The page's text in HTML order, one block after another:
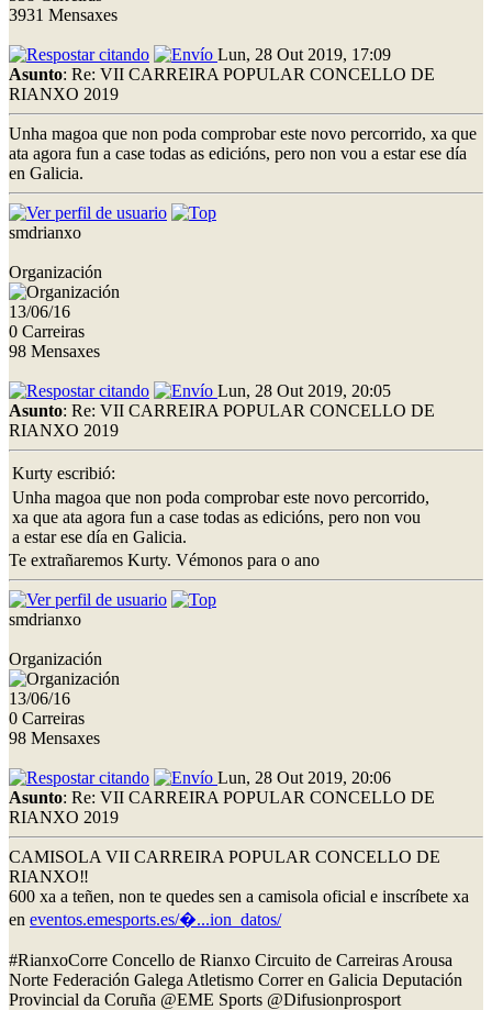
3931 Mensaxes
Lun, 28 Out 2019, 17:09
Asunto: Re: VII CARREIRA POPULAR CONCELLO DE
RIANXO 2019
Unha magoa que non poda comprobar este novo percorrido, xa que
ata agora fun a case todas as edicións, pero non vou a estar ese día
en Galicia.
smdrianxo
Organización
13/06/16
0 Carreiras
98 Mensaxes
Lun, 28 Out 2019, 20:05
Asunto: Re: VII CARREIRA POPULAR CONCELLO DE
RIANXO 2019
Kurty escribió:
Unha magoa que non poda comprobar este novo percorrido,
xa que ata agora fun a case todas as edicións, pero non vou
a estar ese día en Galicia.
Te extrañaremos Kurty. Vémonos para o ano
smdrianxo
Organización
13/06/16
0 Carreiras
98 Mensaxes
Lun, 28 Out 2019, 20:06
Asunto: Re: VII CARREIRA POPULAR CONCELLO DE
RIANXO 2019
CAMISOLA VII CARREIRA POPULAR CONCELLO DE
RIANXO‼
600 xa a teñen, non te quedes sen a camisola oficial e inscríbete xa
en eventos.emesports.es/�...ion_datos/
#RianxoCorre Concello de Rianxo Circuito de Carreiras Arousa
Norte Federación Galega Atletismo Correr en Galicia Deputación
Provincial da Coruña @EME Sports @Difusionprosport